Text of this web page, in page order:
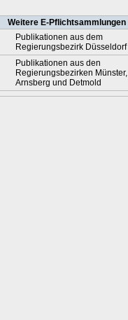
Weitere E-Pflichtsammlungen
Publikationen aus dem
Regierungsbezirk Düsseldorf
Publikationen aus den
Regierungsbezirken Münster,
Arnsberg und Detmold